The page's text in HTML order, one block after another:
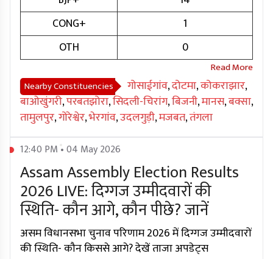
CONG+
1
OTH
0
Nearby Constituencies गोसाईगांव,दोटमा,कोकराझार,
बाओखुंगरी,परबतझोरा,सिदली-चिरांग,बिजनी,मानस,बक्सा,
तामुलपुर,गोरेश्वेर,भेरगांव,उदलगुड़ी,मजबत,तंगला
12:40 PM • 04 May 2026
Assam Assembly Election Results
2026 LIVE: दिग्गज उम्मीदवारों की
स्थिति- कौन आगे, कौन पीछे? जानें
असम विधानसभा चुनाव परिणाम 2026 में दिग्गज उम्मीदवारों
की स्थिति- कौन किससे आगे? देखें ताजा अपडेट्स